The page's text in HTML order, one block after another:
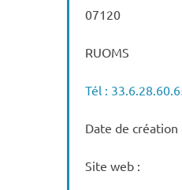
07120
RUOMS
Tél :
Date de
Site web :